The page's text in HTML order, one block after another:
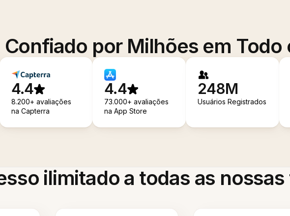
Confiado por Milhões em Todo
4.4
8.200+ avaliações
na Capterra
4.4
73.000+ avaliações
na App Store
248M
Usuários Registrados
ilimitado a todas as